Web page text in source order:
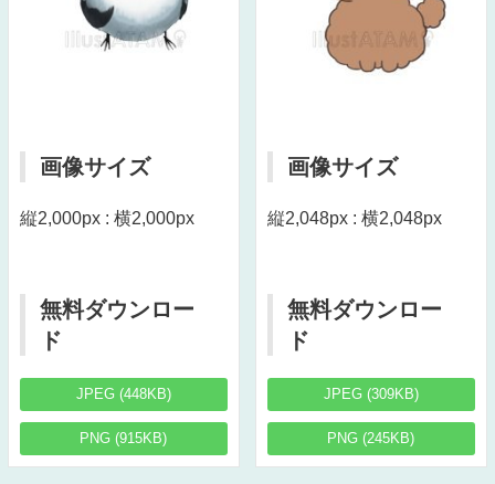
画像サイズ
縦2,000px : 横2,000px
無料ダウンロー
ド
JPEG (448KB)
PNG (915KB)
画像サイズ
縦2,048px : 横2,048px
無料ダウンロー
ド
JPEG (309KB)
PNG (245KB)